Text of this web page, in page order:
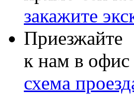
закажите
Приезжайте
к нам в офис
схема